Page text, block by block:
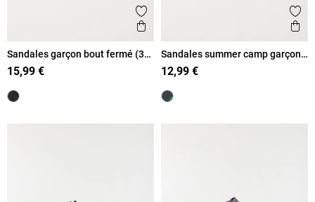
Ajouter aux favoris
Aperçu rapide
Sandales garçon bout fermé (31-
39)
15,99 €
Sandales summer camp garçon
(31-35)
12,99 €